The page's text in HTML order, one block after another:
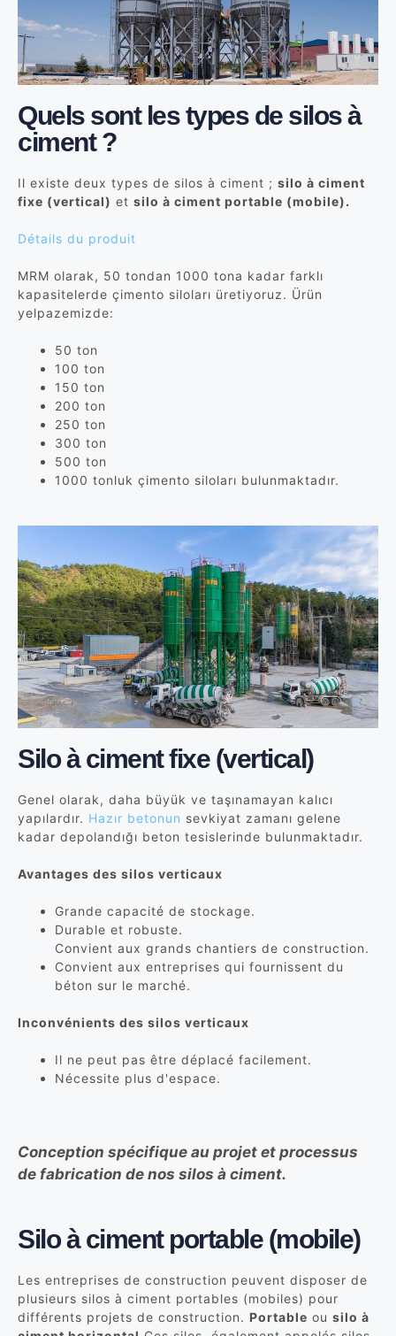
Quels sont les types de silos à
ciment ?
Il existe deux types de silos à ciment ; silo à ciment
fixe (vertical) et silo à ciment portable (mobile).
Détails du produit
MRM olarak, 50 tondan 1000 tona kadar farklı
kapasitelerde çimento siloları üretiyoruz. Ürün
yelpazemizde:
50 ton
100 ton
150 ton
200 ton
250 ton
300 ton
500 ton
1000 tonluk çimento siloları bulunmaktadır.
Silo à ciment fixe (vertical)
Genel olarak, daha büyük ve taşınamayan kalıcı
yapılardır. Hazır betonun sevkiyat zamanı gelene
kadar depolandığı beton tesislerinde bulunmaktadır.
Avantages des silos verticaux
Grande capacité de stockage.
Durable et robuste.
Convient aux grands chantiers de construction.
Convient aux entreprises qui fournissent du
béton sur le marché.
Inconvénients des silos verticaux
Il ne peut pas être déplacé facilement.
Nécessite plus d'espace.
Conception spécifique au projet et processus
de fabrication de nos silos à ciment.
Silo à ciment portable (mobile)
Les entreprises de construction peuvent disposer de
plusieurs silos à ciment portables (mobiles) pour
différents projets de construction. Portable ou silo à